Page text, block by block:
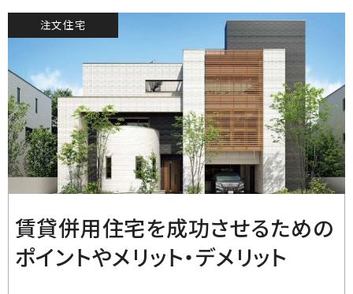
注文住宅
2022.8.18
賃貸併用住宅を成功させるための
ポイントやメリット・デメリット